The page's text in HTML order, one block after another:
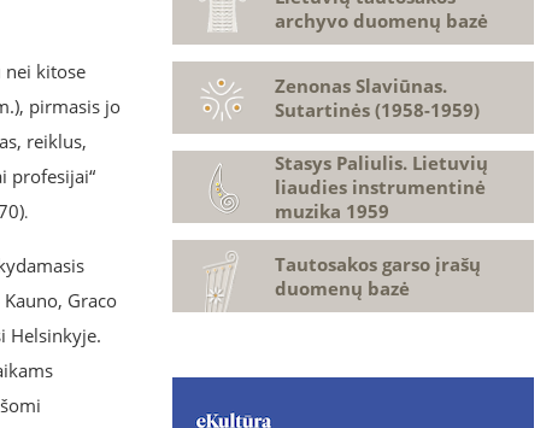
nei kitose
pirmasis jo
reiklus,
profesijai“
.
Graco
Helsinkyje.
archyvo duomenų bazė
Zenonas Slaviūnas.
Sutartinės (1958-1959)
Stasys Paliulis. Lietuvių
liaudies instrumentinė
muzika 1959
Tautosakos garso įrašų
duomenų bazė